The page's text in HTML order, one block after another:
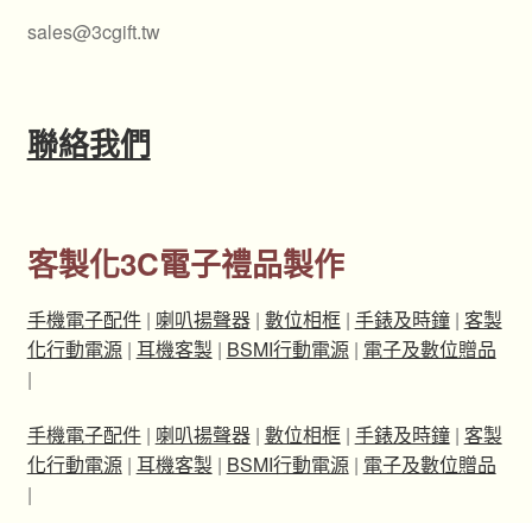
sales@3cgift.tw
聯絡我們
客製化3C電子禮品製作
手機電子配件| 喇叭揚聲器| 數位相框| 手錶及時鐘| 客製
化行動電源| 耳機客製| BSMI行動電源| 電子及數位贈品
|
手機電子配件| 喇叭揚聲器| 數位相框| 手錶及時鐘| 客製
化行動電源| 耳機客製| BSMI行動電源| 電子及數位贈品
|